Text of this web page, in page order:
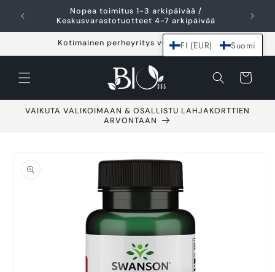
sisältöön
Nopea toimitus 1-3 arkipäivää /
Keskusvarastotuotteet 4-7 arkipäivää
Kotimainen perheyritys vuodesta 2021
Ostoskori
VAIKUTA VALIKOIMAAN & OSALLISTU LAHJAKORTTIEN
ARVONTAAN
tuotetietoihin
FI (EUR) Suomi